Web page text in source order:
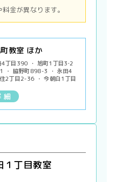
金が異なります。
教室 ほか
4丁目390 ・ 旭町1丁目3‐2
・ 脇野町898-3 ・ 永田4
2丁目2-36 ・ 今朝白1丁目
細
１丁目教室